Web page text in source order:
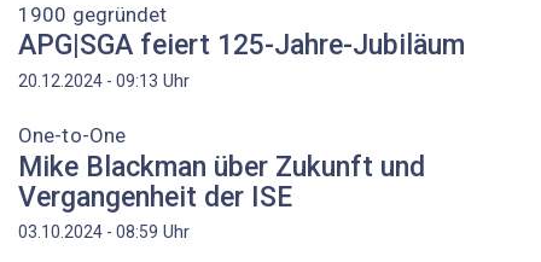
1900 gegründet
APG|SGA feiert 125-Jahre-Jubiläum
20.12.2024 - 09:13 Uhr
One-to-One
Mike Blackman über Zukunft und
Vergangenheit der ISE
03.10.2024 - 08:59 Uhr